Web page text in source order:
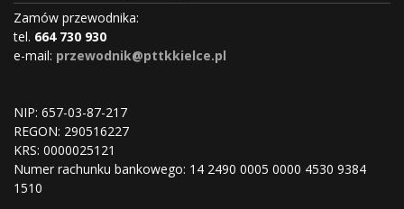
Zamów przewodnika:
tel. 664 730 930
e-mail: przewodnik@pttkkielce.pl
NIP: 657-03-87-217
REGON: 290516227
KRS: 0000025121
Numer rachunku bankowego: 14 2490 0005 0000 4530 9384
1510